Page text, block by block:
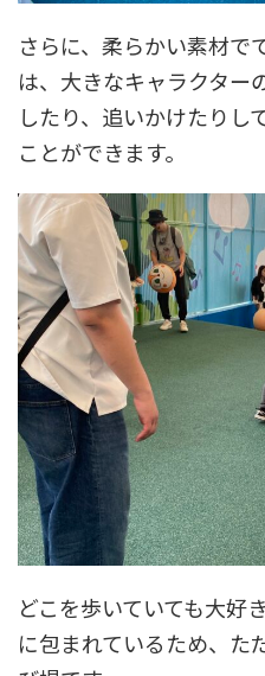
さらに、柔らかい素材で
は、大きなキャラクター
したり、追いかけたりし
ことができます。
どこを歩いていても大好
に包まれているため、た